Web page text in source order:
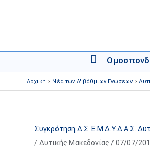
Α
ρ
χ
ή
Αρχική Νέα των Α' βάθμιων Ενώσεων
Συγκρότηση Δ.Σ. Ε.Μ.Δ.Υ.Δ.Α.Σ.
/Δυτικής Μακεδονίας /07/07/